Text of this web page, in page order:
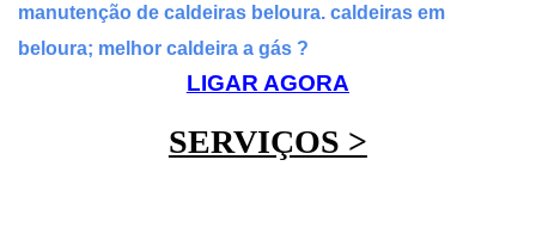
manutenção de caldeiras beloura. caldeiras em
beloura; melhor caldeira a gás ?
LIGAR AGORA
SERVIÇOS >